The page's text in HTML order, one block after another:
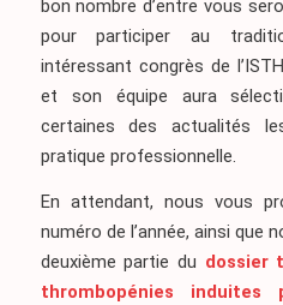
bon nombre d’entre vous
pour participer au
intéressant congrès de
et son équipe aura
certaines des actualités
pratique professionnelle.
En attendant, nous vous
numéro de l’année, ainsi que
deuxième partie du dossier
thrombopénies